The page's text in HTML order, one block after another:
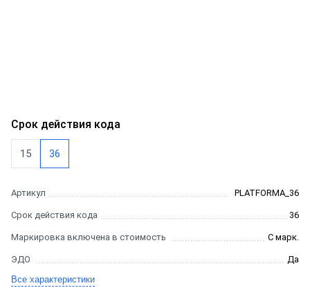
Срок действия кода
15 36
Артикул PLATFORMA_36
Срок действия кода 36
Маркировка включена в стоимость С марк.
ЭДО
Да
Все характеристики